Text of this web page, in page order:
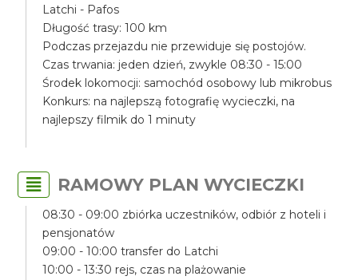
Latchi - Pafos
Długość trasy: 100 km
Podczas przejazdu nie przewiduje się postojów.
Czas trwania: jeden dzień, zwykle 08:30 - 15:00
Środek lokomocji: samochód osobowy lub mikrobus
Konkurs: na najlepszą fotografię wycieczki, na
najlepszy filmik do 1 minuty
RAMOWY PLAN WYCIECZKI
08:30 - 09:00 zbiórka uczestników, odbiór z hoteli i
pensjonatów
09:00 - 10:00 transfer do Latchi
10:00 - 13:30 rejs, czas na plażowanie